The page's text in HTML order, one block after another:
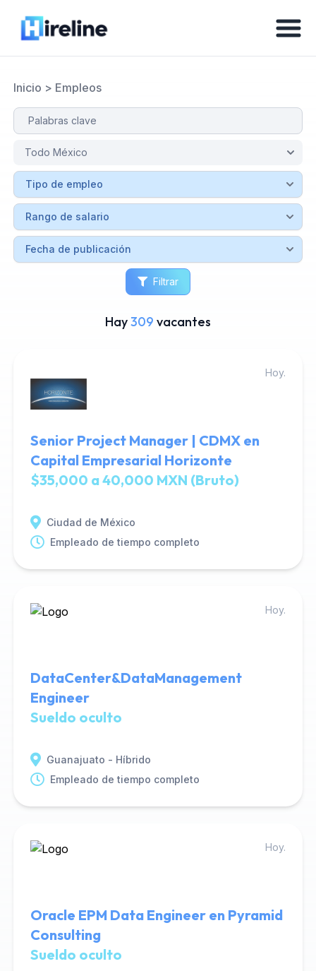
Inicio > Empleos
Filtrar
Hay309 vacantes
Hoy.
Senior Project Manager | CDMX en
Capital Empresarial Horizonte
$35,000 a 40,000 MXN (Bruto)
Ciudad de México
Empleado de tiempo completo
Hoy.
DataCenter&DataManagement
Engineer
Sueldo oculto
Guanajuato - Híbrido
Empleado de tiempo completo
Hoy.
Oracle EPM Data Engineer en Pyramid
Consulting
Sueldo oculto